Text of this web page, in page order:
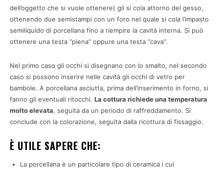
dell’oggetto che si vuole ottenere) gli si cola attorno del gesso,
ottenendo due semistampi con un foro nel quale si cola l’impasto
semiliquido di porcellana fino a riempire la cavità interna. Si può
ottenere una testa “piena” oppure una testa “cava”.
Nel primo caso gli occhi si disegnano con lo smalto, nel secondo
caso si possono inserire nelle cavità gli occhi di vetro per
bambole. A porcellana asciutta, prima dell’inserimento in forno, si
fanno gli eventuali ritocchi. La cottura richiede una temperatura
molto elevata, seguita da un periodo di raffreddamento. Si
conclude con la colorazione, seguita dalla ricottura di fissaggio.
È UTILE SAPERE CHE:
La porcellana è un particolare tipo di ceramica i cui